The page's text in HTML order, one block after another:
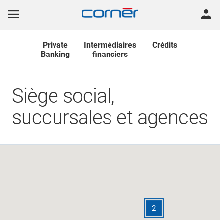
Private
Banking
Intermédiaires
financiers
Crédits
Siège social,
succursales et agences
2